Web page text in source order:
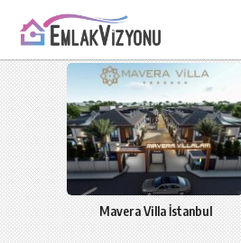
İzmir Mavera Villa İstanbul